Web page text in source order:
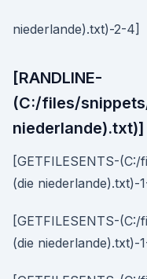
niederlande).txt)-2-4]
[RANDLINE-
(C:/files/
niederlande).txt)]
[GETFILESENTS-
(die niederlande).txt)-
[GETFILESENTS-
(die niederlande).txt)-